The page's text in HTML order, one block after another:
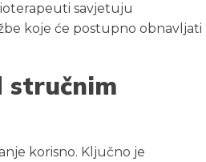
savjetuju
koje će postupno obnavljati
stručnim
korisno. Ključno je